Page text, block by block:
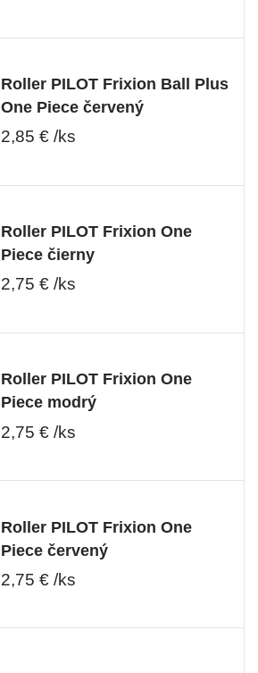
Roller PILOT Frixion Ball Plus
One Piece červený
2,85 € /ks
Roller PILOT Frixion One
Piece čierny
2,75 € /ks
Roller PILOT Frixion One
Piece modrý
2,75 € /ks
Roller PILOT Frixion One
Piece červený
2,75 € /ks